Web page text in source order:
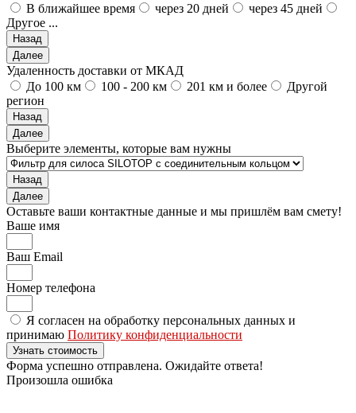
В ближайшее время
через 20 дней
через 45 дней
Другое ...
Назад
Далее
Удаленность доставки от МКАД
До 100 км
100 - 200 км 201 км и более
Другой
регион
Назад
Далее
Выберите элементы, которые вам нужны
Назад
Далее
Оставьте ваши контактные данные и мы пришлём вам смету!
Ваше имя
Ваш Email
Номер телефона
Я согласен на обработку персональных данных и
принимаю Политику конфиденциальности
Узнать стоимость
Форма успешно отправлена. Ожидайте ответа!
Произошла ошибка